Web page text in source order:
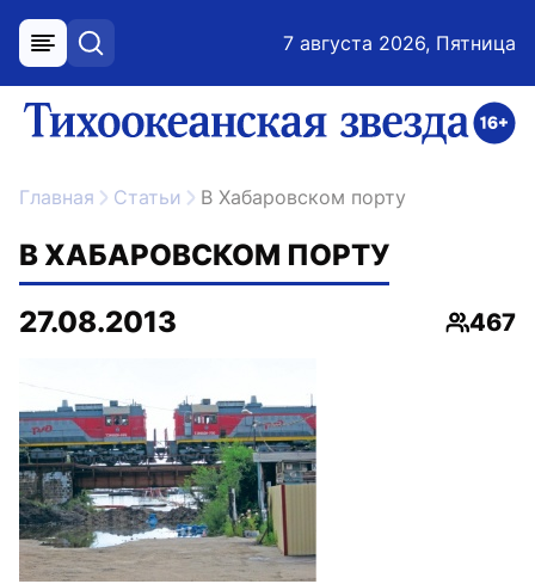
меню поиск 7 августа 2026, Пятница
ссылка на главную
Главная Статьи В Хабаровском порту
В ХАБАРОВСКОМ ПОРТУ
27.08.2013
467